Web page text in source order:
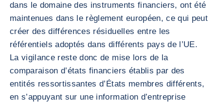
dans le domaine des instruments financiers, ont été
maintenues dans le règlement européen, ce qui peut
créer des différences résiduelles entre les
référentiels adoptés dans différents pays de l’UE.
La vigilance reste donc de mise lors de la
comparaison d’états financiers établis par des
entités ressortissantes d’États membres différents,
en s’appuyant sur une information d’entreprise